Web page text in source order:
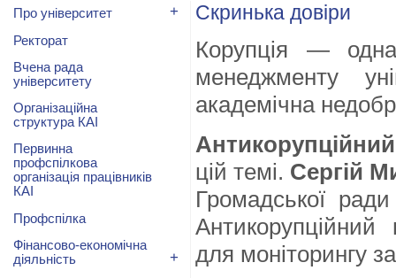
Скринька довіри
Корупція —
менеджменту
академічна
цій темі. Сергій
Громадської
Антикорупційний
для моніторингу
Про університет +
Ректорат
Вчена рада
університету
Організаційна
структура КАІ
Первинна
профспілкова
організація працівників
КАІ
Профспілка
Фінансово-економічна
діяльність
+